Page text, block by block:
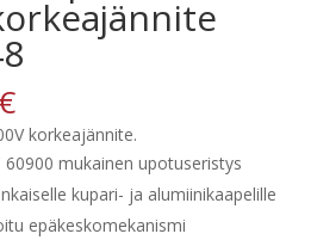
€
korkeajännite.
60900 mukainen upotuseristys
kupari- ja alumiinikaapelille
epäkeskomekanismi